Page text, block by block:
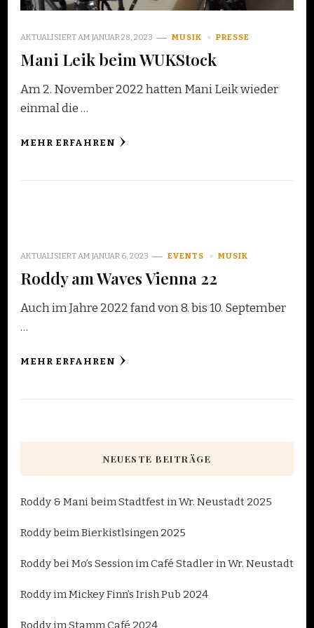
AKTUALISIERT AM JANUAR 28, 2023 MUSIK PRESSE
Mani Leik beim WUKStock
Am 2. November 2022 hatten Mani Leik wieder
einmal die …
MEHR ERFAHREN
AKTUALISIERT AM JANUAR 6, 2023 EVENTS MUSIK
Roddy am Waves Vienna 22
Auch im Jahre 2022 fand von 8. bis 10. September
…
MEHR ERFAHREN
NEUESTE BEITRÄGE
Roddy & Mani beim Stadtfest in Wr. Neustadt 2025
Roddy beim Bierkistlsingen 2025
Roddy bei Mo’s Session im Café Stadler in Wr. Neustadt
Roddy im Mickey Finn’s Irish Pub 2024
Roddy im Stamm Café 2024